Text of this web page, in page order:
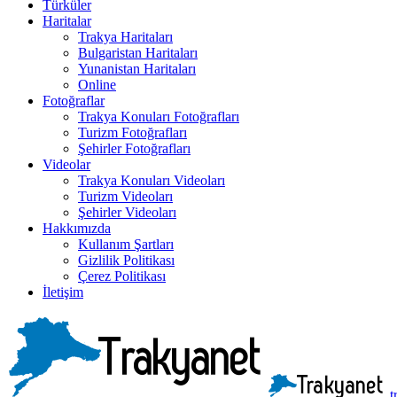
Türküler
Haritalar
Trakya Haritaları
Bulgaristan Haritaları
Yunanistan Haritaları
Online
Fotoğraflar
Trakya Konuları Fotoğrafları
Turizm Fotoğrafları
Şehirler Fotoğrafları
Videolar
Trakya Konuları Videoları
Turizm Videoları
Şehirler Videoları
Hakkımızda
Kullanım Şartları
Gizlilik Politikası
Çerez Politikası
İletişim